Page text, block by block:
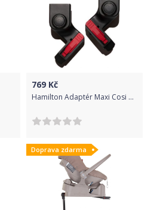
769 Kč
Hamilton Adaptér Maxi Cosi pro Hamilton
Doprava zdarma